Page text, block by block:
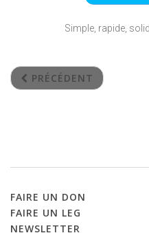
Simple, rapide,
PRÉCÉDENT
FAIRE UN DON
FAIRE UN LEG
NEWSLETTER